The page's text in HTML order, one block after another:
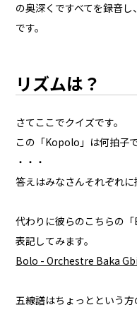
の奥深くですべてを録音
です。
リズムは？
さてここでクイズです。
この「Kopolo」は何拍子
・・・
答えはみなさんそれぞれに
代わりに彼らのこちらの
表記してみます。
Bolo - Orchestre Baka
五線譜はちょっとという